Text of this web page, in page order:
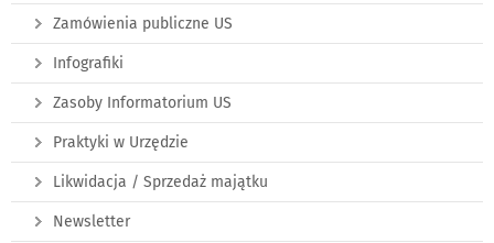
Zamówienia publiczne US
Infografiki
Zasoby Informatorium US
Praktyki w Urzędzie
Likwidacja / Sprzedaż majątku
Newsletter